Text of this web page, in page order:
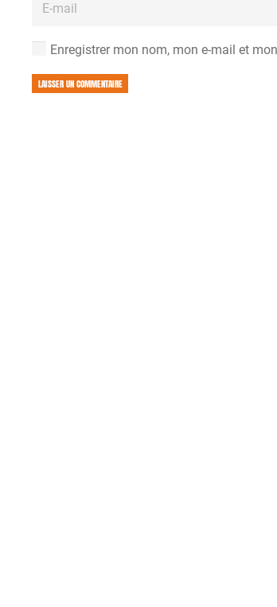
Enregistrer mon nom, mon e-mail et
LAISSER UN COMMENTAIRE